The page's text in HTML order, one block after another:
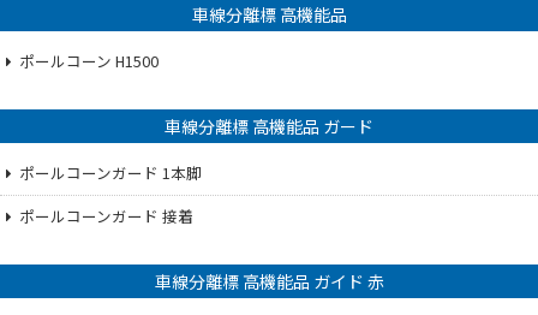
車線分離標 高機能品
ポールコーン H1500
車線分離標 高機能品 ガード
ポールコーンガード 1本脚
ポールコーンガード 接着
車線分離標 高機能品 ガイド 赤